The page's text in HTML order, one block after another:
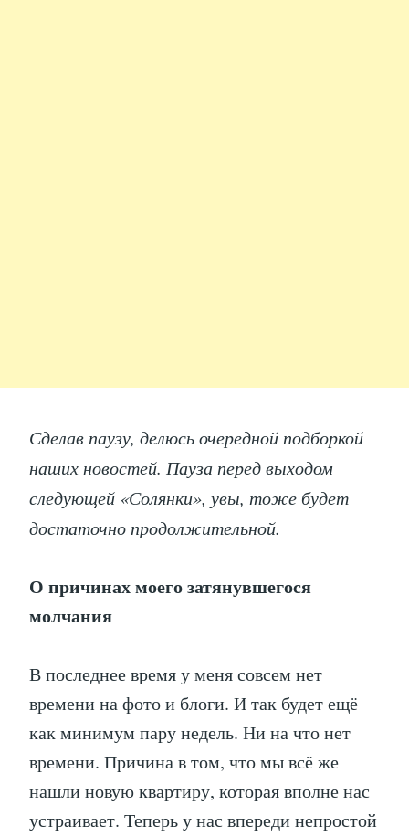
Сделав паузу, делюсь очередной подборкой
наших новостей. Пауза перед выходом
следующей «Солянки», увы, тоже будет
достаточно продолжительной.
О причинах моего затянувшегося
молчания
В последнее время у меня совсем нет
времени на фото и блоги. И так будет ещё
как минимум пару недель. Ни на что нет
времени. Причина в том, что мы всё же
нашли новую квартиру, которая вполне нас
устраивает. Теперь у нас впереди непростой